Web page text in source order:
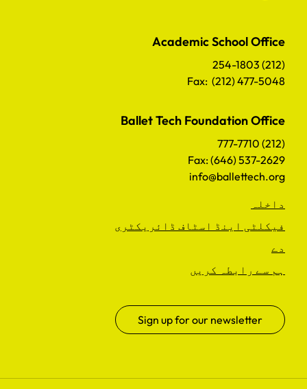
Academic School Office
(212) 254-1803
Fax: (212) 477-5048
Ballet Tech Foundation Office
(212) 777-7710
Fax: (646) 537-2629
info@ballettech.org
داخلہ
فیکلٹی اینڈ اسٹاف ڈائریکٹری
دے
ہم سے رابطہ کریں
Sign up for our newsletter